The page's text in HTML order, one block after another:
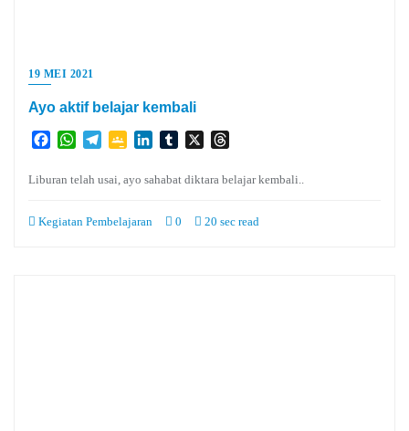
19 MEI 2021
Ayo aktif belajar kembali
FacebookWhatsApp
TelegramGoogleLinkedInTumblr
X
Liburan telah usai, ayo sahabat diktara belajar kembali..
Kegiatan Pembelajaran 0 20 sec read